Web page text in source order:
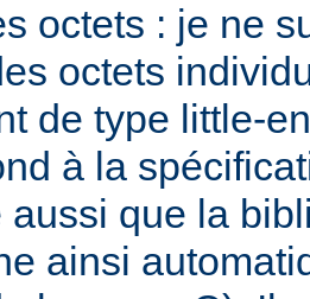
octets : je ne
octets
de type little-
à la
aussi que la
ainsi